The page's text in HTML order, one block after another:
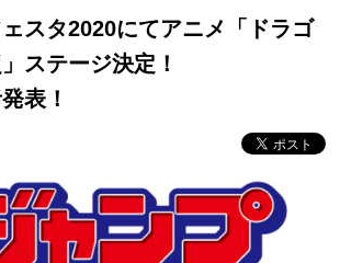
スタ2020にてアニメ「ドラゴ
ステージ決定！
表！